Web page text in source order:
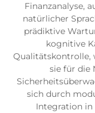
Finanzanalyse,
natürlicher
prädiktive
kognitive
Qualitätskontrolle,
sie für die
sich durch
Integration in